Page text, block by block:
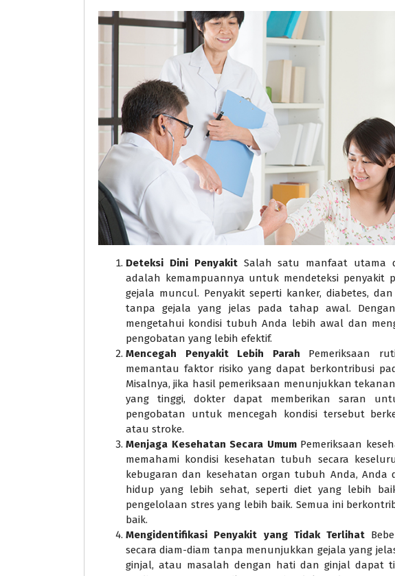
Deteksi Dini PenyakitSalah satu manfaat utama
adalah kemampuannya untuk mendeteksi penyakit
gejala muncul. Penyakit seperti kanker, diabetes,
tanpa gejala yang jelas pada tahap awal.
mengetahui kondisi tubuh Anda lebih awal dan
pengobatan yang lebih efektif.
Mencegah Penyakit Lebih Parah Pemeriksaan
memantau faktor risiko yang dapat berkontribusi
Misalnya, jika hasil pemeriksaan menunjukkan
yang tinggi, dokter dapat memberikan saran
pengobatan untuk mencegah kondisi tersebut
atau stroke.
Menjaga Kesehatan Secara UmumPemeriksaan
memahami kondisi kesehatan tubuh secara
kebugaran dan kesehatan organ tubuh Anda, Anda
hidup yang lebih sehat, seperti diet yang lebih
pengelolaan stres yang lebih baik. Semua ini
baik.
Mengidentifikasi Penyakit yang Tidak Terlihat
secara diam-diam tanpa menunjukkan gejala yang
ginjal, atau masalah dengan hati dan ginjal dapat